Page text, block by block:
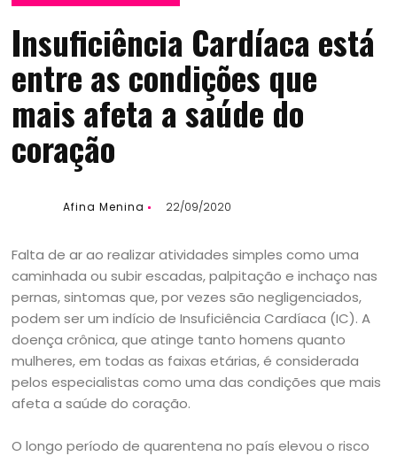
Insuficiência Cardíaca está
entre as condições que
mais afeta a saúde do
coração
Afina Menina 22/09/2020
Falta de ar ao realizar atividades simples como uma
caminhada ou subir escadas, palpitação e inchaço nas
pernas, sintomas que, por vezes são negligenciados,
podem ser um indício de Insuficiência Cardíaca (IC). A
doença crônica, que atinge tanto homens quanto
mulheres, em todas as faixas etárias, é considerada
pelos especialistas como uma das condições que mais
afeta a saúde do coração.
O longo período de quarentena no país elevou o risco